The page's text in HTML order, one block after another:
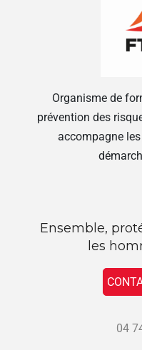
Organisme de
prévention des
accompagne
Ensemble,
les
04